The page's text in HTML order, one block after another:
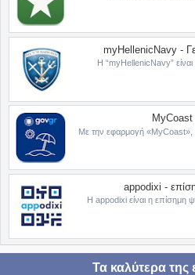
myHellenicNavy -
Η “myHellenicNavy” είναι
MyCoast
Με την εφαρμογή «MyCoast»,
appodixi -
Η appodixi είναι η επίσημη
Τα καλύτερα της